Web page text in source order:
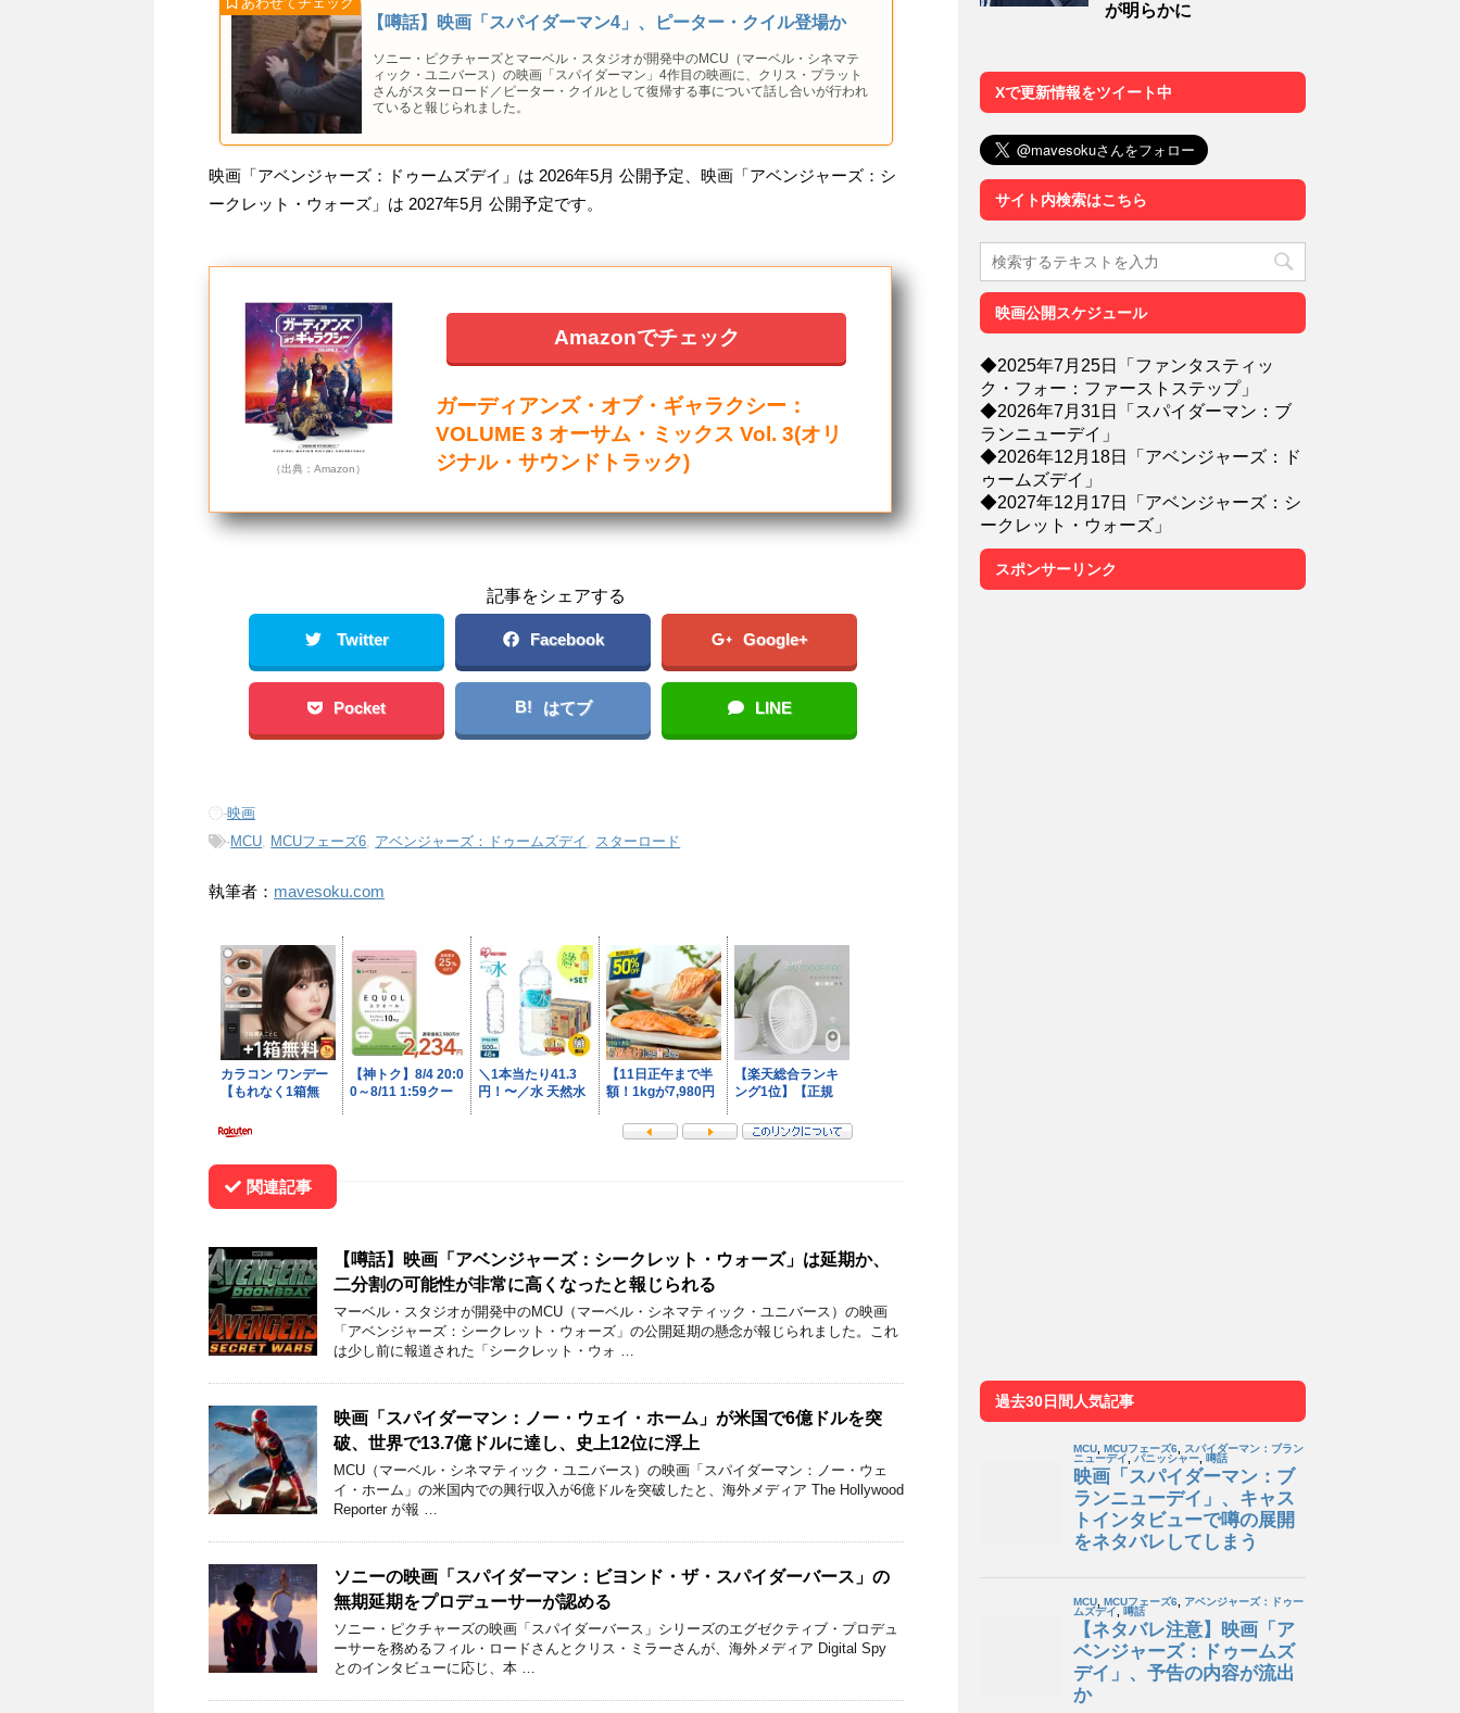
【噂話】映画「スパイダーマン4」、ピーター・クイル登場か
ソニー・ピクチャーズとマーベル・スタジオが開発中のMCU（マーベル・シネマテ
ィック・ユニバース）の映画「スパイダーマン」4作目の映画に、クリス・プラット
さんがスターロード／ピーター・クイルとして復帰する事について話し合いが行われ
ていると報じられました。
映画「アベンジャーズ：ドゥームズデイ」は 2026年5月 公開予定、映画「アベンジャーズ：シ
ークレット・ウォーズ」は 2027年5月 公開予定です。
（出典：Amazon）
Amazonでチェック
ガーディアンズ・オブ・ギャラクシー：
VOLUME 3 オーサム・ミックス Vol. 3(オリ
ジナル・サウンドトラック)
記事をシェアする
Twitter Facebook Google+
Pocket B! はてブ LINE
-映画
-MCU MCUフェーズ6 アベンジャーズ：ドゥームズデイ スターロード
執筆者： mavesoku.com
関連記事
【噂話】映画「アベンジャーズ：シークレット・ウォーズ」は延期か、
二分割の可能性が非常に高くなったと報じられる
マーベル・スタジオが開発中のMCU（マーベル・シネマティック・ユニバース）の映画
「アベンジャーズ：シークレット・ウォーズ」の公開延期の懸念が報じられました。これ
は少し前に報道された「シークレット・ウォ …
映画「スパイダーマン：ノー・ウェイ・ホーム」が米国で6億ドルを突
破、世界で13.7億ドルに達し、史上12位に浮上
MCU（マーベル・シネマティック・ユニバース）の映画「スパイダーマン：ノー・ウェ
イ・ホーム」の米国内での興行収入が6億ドルを突破したと、海外メディア The Hollywood
Reporter が報 …
ソニーの映画「スパイダーマン：ビヨンド・ザ・スパイダーバース」の
無期延期をプロデューサーが認める
ソニー・ピクチャーズの映画「スパイダーバース」シリーズのエグゼクティブ・プロデュ
ーサーを務めるフィル・ロードさんとクリス・ミラーさんが、海外メディア Digital Spy
とのインタビューに応じ、本 …
が明らかに
Xで更新情報をツイート中
サイト内検索はこちら
映画公開スケジュール
◆2025年7月25日「ファンタスティッ
ク・フォー：ファーストステップ」
◆2026年7月31日「スパイダーマン：ブ
ランニューデイ」
◆2026年12月18日「アベンジャーズ：ド
ゥームズデイ」
◆2027年12月17日「アベンジャーズ：シ
ークレット・ウォーズ」
スポンサーリンク
過去30日間人気記事